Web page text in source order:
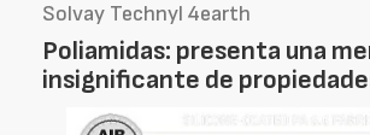
Solvay Technyl 4earth
Poliamidas: presenta una
insignificante de